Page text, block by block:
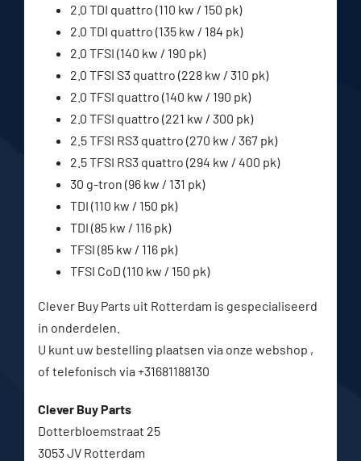
2.0 TDI quattro (110 kw / 150 pk)
2.0 TDI quattro (135 kw / 184 pk)
2.0 TFSI (140 kw / 190 pk)
2.0 TFSI S3 quattro (228 kw / 310 pk)
2.0 TFSI quattro (140 kw / 190 pk)
2.0 TFSI quattro (221 kw / 300 pk)
2.5 TFSI RS3 quattro (270 kw / 367 pk)
2.5 TFSI RS3 quattro (294 kw / 400 pk)
30 g-tron (96 kw / 131 pk)
TDI (110 kw / 150 pk)
TDI (85 kw / 116 pk)
TFSI (85 kw / 116 pk)
TFSI CoD (110 kw / 150 pk)
Clever Buy Parts uit Rotterdam is gespecialiseerd
in onderdelen.
U kunt uw bestelling plaatsen via onze webshop ,
of telefonisch via +31681188130
Clever Buy Parts
Dotterbloemstraat 25
3053 JV Rotterdam